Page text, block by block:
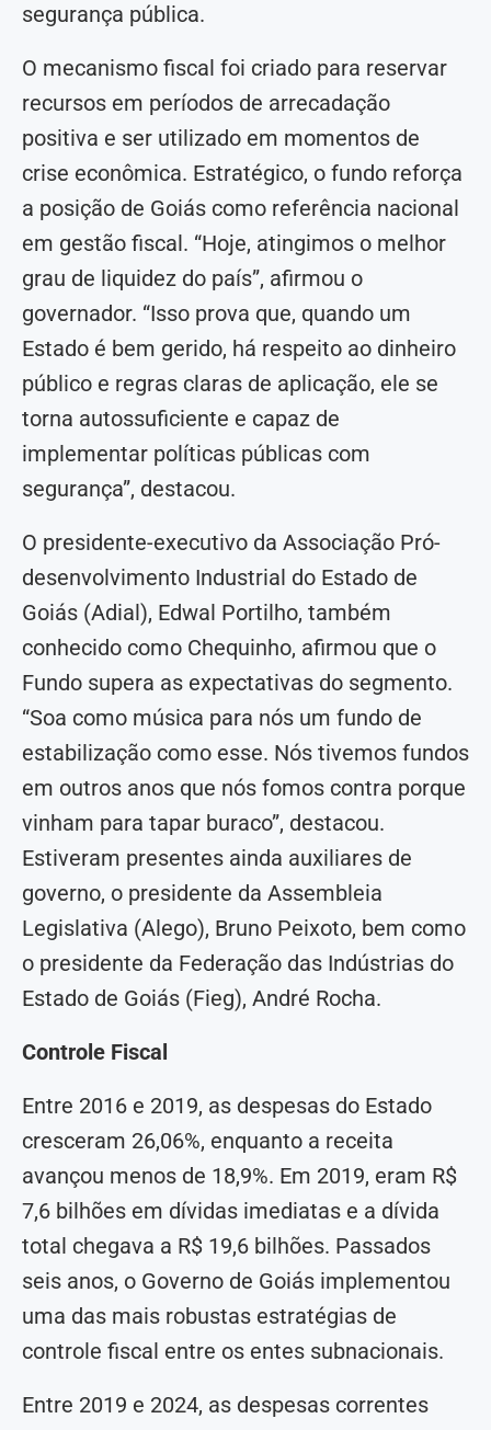
segurança pública.
O mecanismo fiscal foi criado para reservar
recursos em períodos de arrecadação
positiva e ser utilizado em momentos de
crise econômica. Estratégico, o fundo reforça
a posição de Goiás como referência nacional
em gestão fiscal. “Hoje, atingimos o melhor
grau de liquidez do país”, afirmou o
governador. “Isso prova que, quando um
Estado é bem gerido, há respeito ao dinheiro
público e regras claras de aplicação, ele se
torna autossuficiente e capaz de
implementar políticas públicas com
segurança”, destacou.
O presidente-executivo da Associação Pró-
desenvolvimento Industrial do Estado de
Goiás (Adial), Edwal Portilho, também
conhecido como Chequinho, afirmou que o
Fundo supera as expectativas do segmento.
“Soa como música para nós um fundo de
estabilização como esse. Nós tivemos fundos
em outros anos que nós fomos contra porque
vinham para tapar buraco”, destacou.
Estiveram presentes ainda auxiliares de
governo, o presidente da Assembleia
Legislativa (Alego), Bruno Peixoto, bem como
o presidente da Federação das Indústrias do
Estado de Goiás (Fieg), André Rocha.
Controle Fiscal
Entre 2016 e 2019, as despesas do Estado
cresceram 26,06%, enquanto a receita
avançou menos de 18,9%. Em 2019, eram R$
7,6 bilhões em dívidas imediatas e a dívida
total chegava a R$ 19,6 bilhões. Passados
seis anos, o Governo de Goiás implementou
uma das mais robustas estratégias de
controle fiscal entre os entes subnacionais.
Entre 2019 e 2024, as despesas correntes